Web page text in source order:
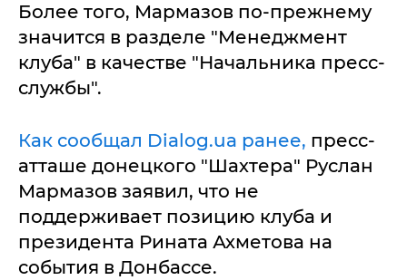
Более того, Мармазов по-прежнему
значится в разделе "Менеджмент
клуба" в качестве "Начальника пресс-
службы".
Как сообщал Dialog.ua ранее, пресс-
атташе донецкого "Шахтера" Руслан
Мармазов заявил, что не
поддерживает позицию клуба и
президента Рината Ахметова на
события в Донбассе.